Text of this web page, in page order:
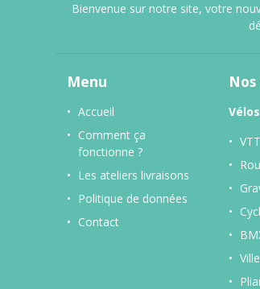
Bienvenue sur notre site, votre
Menu
Accueil
Comment ça
fonctionne ?
Les ateliers livraisons
Politique de données
Contact
VTT